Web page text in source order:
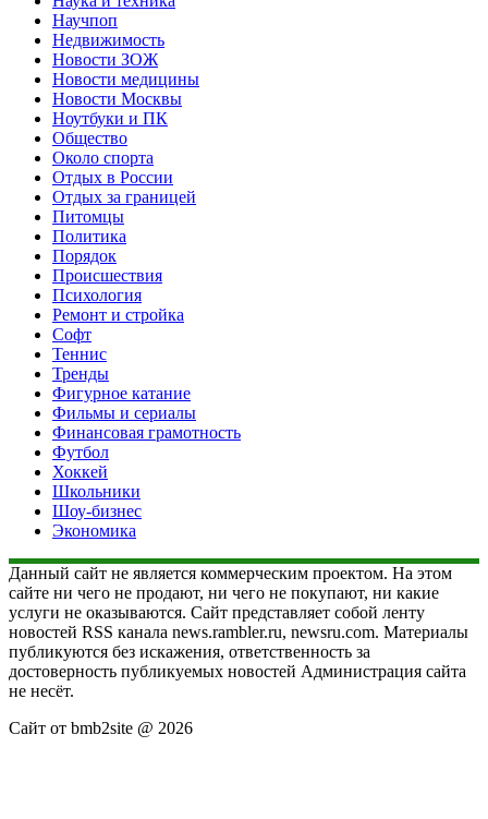
Научпоп
Недвижимость
Новости ЗОЖ
Новости медицины
Новости Москвы
Ноутбуки и ПК
Общество
Около спорта
Отдых в России
Отдых за границей
Питомцы
Политика
Порядок
Происшествия
Психология
Ремонт и стройка
Софт
Теннис
Тренды
Фигурное катание
Фильмы и сериалы
Финансовая грамотность
Футбол
Хоккей
Школьники
Шоу-бизнес
Экономика
Данный сайт не является коммерческим проектом. На этом
сайте ни чего не продают, ни чего не покупают, ни какие
услуги не оказываются. Сайт представляет собой ленту
новостей RSS канала news.rambler.ru, newsru.com. Материалы
публикуются без искажения, ответственность за
достоверность публикуемых новостей Администрация сайта
не несёт.
Сайт от bmb2site @ 2026